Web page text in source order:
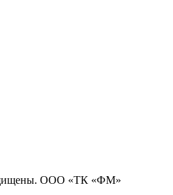
ООО «ТК «ФМ»